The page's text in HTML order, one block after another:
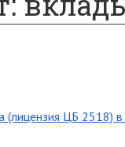
ЦБ 2518) в